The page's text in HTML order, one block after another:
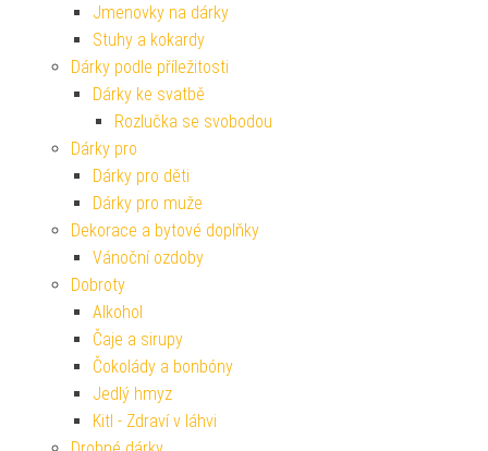
Jmenovky na dárky
Stuhy a kokardy
Dárky podle příležitosti
Dárky ke svatbě
Rozlučka se svobodou
Dárky pro
Dárky pro děti
Dárky pro muže
Dekorace a bytové doplňky
Vánoční ozdoby
Dobroty
Alkohol
Čaje a sirupy
Čokolády a bonbóny
Jedlý hmyz
Kitl - Zdraví v láhvi